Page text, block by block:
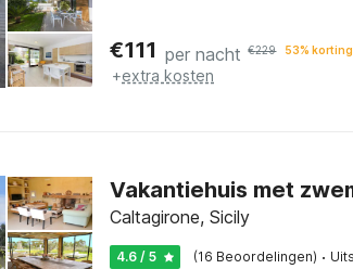
€111 per nacht €229 53% korting
+extra kosten
Vakantiehuis met
Caltagirone, Sicily
4.6 / 5 (16 Beoordelingen) ·